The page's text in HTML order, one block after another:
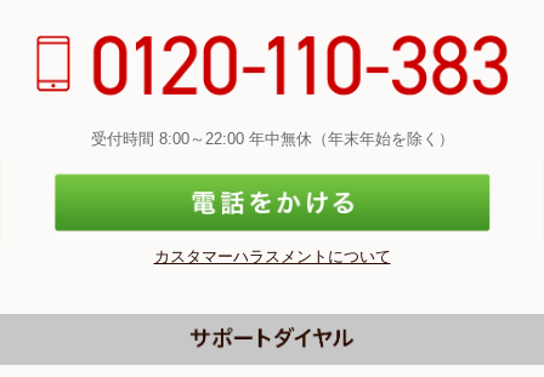
受付時間 8:00～22:00 年中無休（年末年始を除く）
カスタマーハラスメントについて